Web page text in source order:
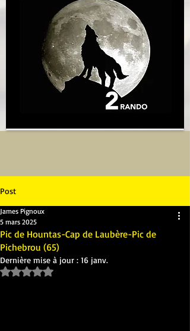
Post
Pic de Hountas-Cap de Laubère-Pic de
Pichebrou (65)
James Pignoux
5 mars 2025
Dernière mise à jour : 16 janv.
Noté NaN étoiles sur 5.